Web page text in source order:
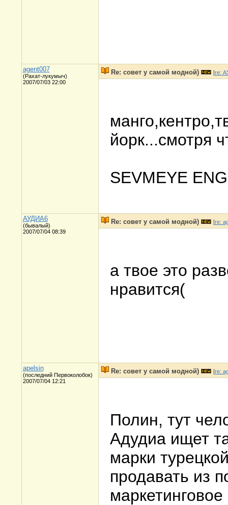
agent007
(Рахат-лукумыч)
2007/07/03 22:00
Re: совет у самой модной) [re:
йорк...смотря
SEVMEYE
АУДИА6
(бывалый)
2007/07/04 08:39
Re: совет у самой модной) [re:
а твое это
нравится(
apelsin
(последний Первоколобок)
2007/07/04 12:21
Re: совет у самой модной) [re:
Полин, тут
Адудиа ищет
марки
продавать из